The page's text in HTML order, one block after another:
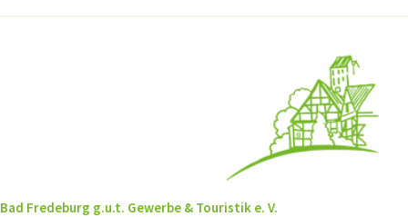
Bad Fredeburg g.u.t. Gewerbe & Touristik e. V.